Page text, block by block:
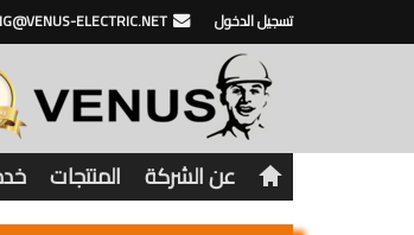
ELECTRIC.NET تسجيل الدخول
عن الشركة المنتجات